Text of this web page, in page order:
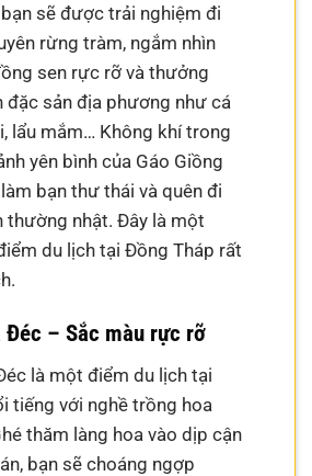
sẽ được trải nghiệm đi
rừng tràm, ngắm nhìn
sen rực rỡ và thưởng
sản địa phương như cá
lẩu mắm… Không khí trong
yên bình của Gáo Giồng
bạn thư thái và quên đi
thường nhật. Đây là một
du lịch tại Đồng Tháp rất
Đéc – Sắc màu rực rỡ
là một điểm du lịch tại
tiếng với nghề trồng hoa
thăm làng hoa vào dịp cận
bạn sẽ choáng ngợp